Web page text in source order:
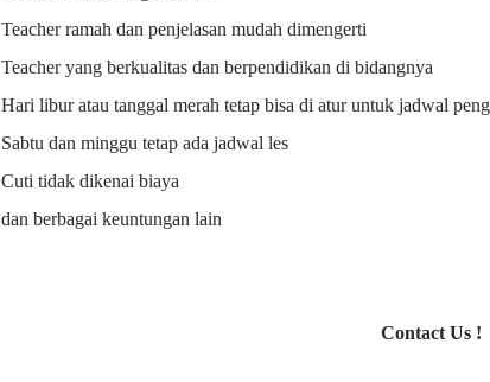
Teacher ramah dan penjelasan mudah dimengerti
Teacher yang berkualitas dan berpendidikan di bidangnya
Hari libur atau tanggal merah tetap bisa di atur untuk jadwal
Sabtu dan minggu tetap ada jadwal les
Cuti tidak dikenai biaya
dan berbagai keuntungan lain
Contact Us !